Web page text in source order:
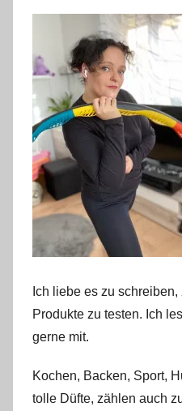
Ich liebe es zu
Produkte zu testen. Ich
gerne mit.
Kochen, Backen, Sport,
tolle Düfte, zählen auch